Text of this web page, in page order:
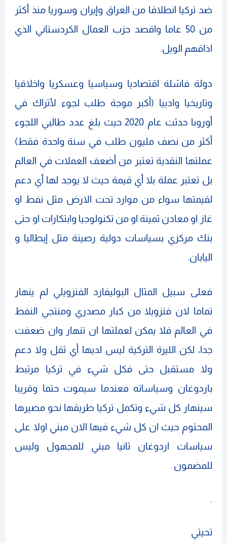
ضد تركيا انطلاقا من العراق وإيران وسوريا منذ أكثر
من 50 عاما واقصد حزب العمال الكردستاني الذي
اذاقهم الويل.
دولة فاشلة اقتصاديا وسياسيا وعسكريا واخلاقيا
وتاريخيا وادبيا (أكبر موجة طلب لجوء لأتراك في
أوروبا حدثت عام 2020 حيث بلغ عدد طالبي اللجوء
أكثر من نصف مليون طلب في سنة واحدة فقط)
عملتها النقدية تعتبر من أضعف العملات في العالم
بل تعتبر عملة بلا أي قيمة حيث لا يوجد لها أي دعم
لقيمتها سواء من موارد تحت الارض مثل نفط او
غاز او معادن ثمينة او من تكنولوجيا وابتكارات او حتى
بنك مركزي بسياسات دولية رصينة مثل إيطاليا و
اليابان.
فعلى سبيل المثال البوليفارد الفنزويلي لم ينهار
تماما لان فنزويلا من كبار مصدري ومنتجي النفط
في العالم فلا يمكن لعملتها ان تنهار وان ضعفت
جدا، لكن الليرة التركية ليس لديها أي ثقل ولا دعم
ولا مستقبل حتى فكل شيء في تركيا مرتبط
باردوغان وسياساته فعندما سيموت حتما وقريبا
سينهار كل شيء وتكمل تركيا طريقها نحو مصيرها
المحتوم حيث ان كل شيء فيها الان مبني اولا على
سياسات اردوغان ثانيا مبني للمجهول وليس
للمضمون
.
تحيتي